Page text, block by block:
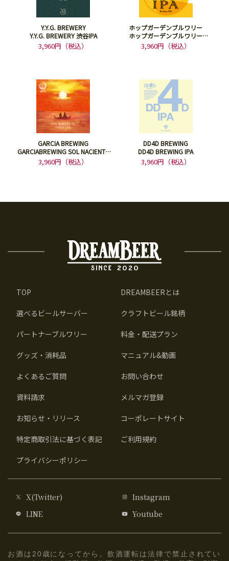
Y.Y.G. BREWERY
Y.Y.G. BREWERY 渋谷IPA
3,960円（税込）
ホップガーデンブルワリー
ホップガーデンブルワリー
HOPJAPAN IPA
3,960円（税込）
GARCIA BREWING
GARCIABREWING SOL NACIENTE
HAZY IPA DDH
3,960円（税込）
DD4D BREWING
DD4D BREWING IPA
3,960円（税込）
TOP DREAMBEERとは
選べるビールサーバー クラフトビール銘柄
パートナーブルワリー 料金・配送プラン
グッズ・消耗品 マニュアル&動画
よくあるご質問 お問い合わせ
資料請求 メルマガ登録
お知らせ・リリース コーポレートサイト
特定商取引法に基づく表記 ご利用規約
プライバシーポリシー
X(Twitter)
Instagram
LINE
Youtube
お酒は20歳になってから。飲酒運転は法律で禁止されてい